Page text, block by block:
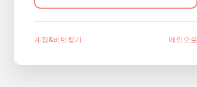
계정&비번찾기 메인으로